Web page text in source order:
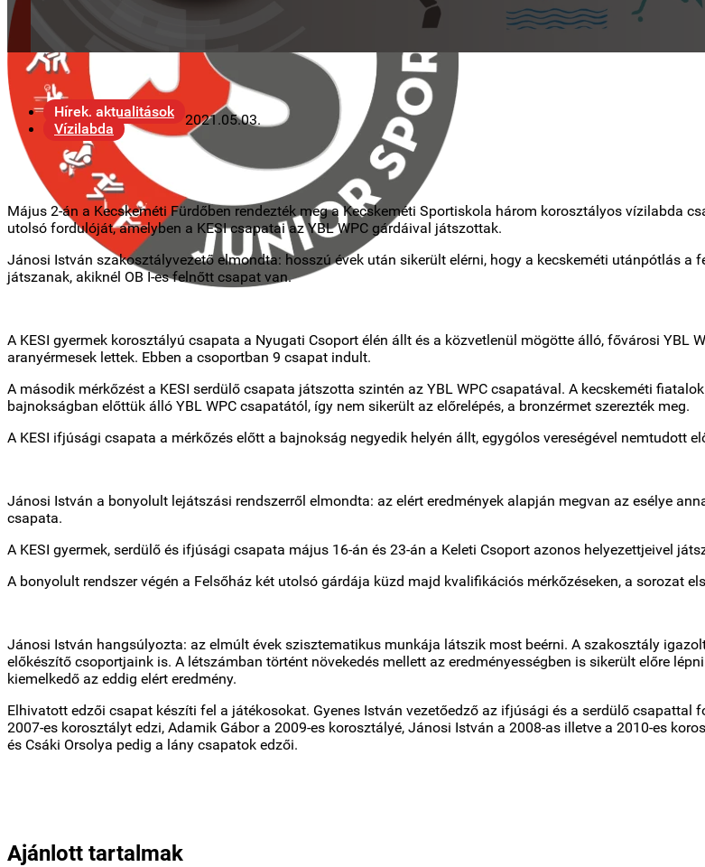
Hírek, aktualitások
Vízilabda
2021.05.03.
Május 2-án a Kecskeméti Fürdőben rendezték meg a Kecskeméti Sportiskola három korosztályos vízilabda
utolsó fordulóját, amelyben a KESI csapatai az YBL WPC gárdáival játszottak.
Jánosi István szakosztályvezető elmondta: hosszú évek után sikerült elérni, hogy a kecskeméti utánpótlás
játszanak, akiknél OB I-es felnőtt csapat van.
A KESI gyermek korosztályú csapata a Nyugati Csoport élén állt és a közvetlenül mögötte álló, fővárosi YBL
aranyérmesek lettek. Ebben a csoportban 9 csapat indult.
A második mérkőzést a KESI serdülő csapata játszotta szintén az YBL WPC csapatával. A kecskeméti
bajnokságban előttük álló YBL WPC csapatától, így nem sikerült az előrelépés, a bronzérmet szerezték meg.
A KESI ifjúsági csapata a mérkőzés előtt a bajnokság negyedik helyén állt, egygólos vereségével nemtudott
Jánosi István a bonyolult lejátszási rendszerről elmondta: az elért eredmények alapján megvan az esélye
csapata.
A KESI gyermek, serdülő és ifjúsági csapata május 16-án és 23-án a Keleti Csoport azonos helyezettjeivel
A bonyolult rendszer végén a Felsőház két utolsó gárdája küzd majd kvalifikációs mérkőzéseken, a sorozat
Jánosi István hangsúlyozta: az elmúlt évek szisztematikus munkája látszik most beérni. A szakosztály
előkészítő csoportjaink is. A létszámban történt növekedés mellett az eredményességben is sikerült előre
kiemelkedő az eddig elért eredmény.
Elhivatott edzői csapat készíti fel a játékosokat. Gyenes István vezetőedző az ifjúsági és a serdülő csapattal
2007-es korosztályt edzi, Adamik Gábor a 2009-es korosztályé, Jánosi István a 2008-as illetve a 2010-es
és Csáki Orsolya pedig a lány csapatok edzői.
Ajánlott tartalmak